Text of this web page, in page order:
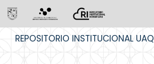
REPOSITORIO INSTITUCIONAL UAQ